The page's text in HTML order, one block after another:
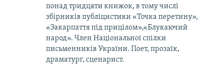
понад тридцяти книжок, в тому числі
збірників публіцистики «Точка перетину»,
«Закарпаття під прицілом»,«Блукаючий
народ». Член Національної спілки
письменників України. Поет, прозаїк,
драматург, сценарист.